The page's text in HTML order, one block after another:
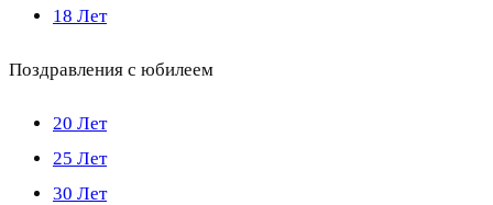
18 Лет
Поздравления с юбилеем
20 Лет
25 Лет
30 Лет